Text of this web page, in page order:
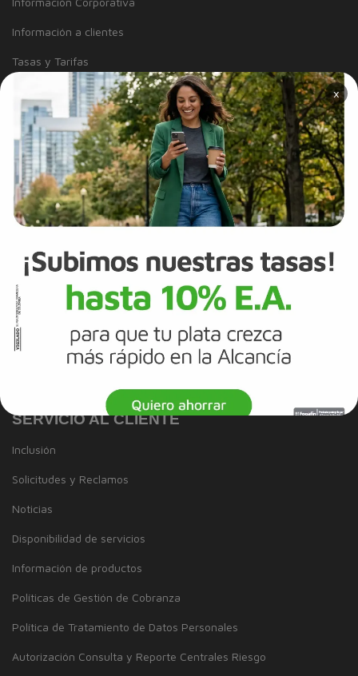
×
Información a clientes
Tasas y Tarifas
Reportes de sostenibilidad
Trabaja con Nosotros
Canal de integridad
Proveedores
Política de Diversidad e Inclusión
Términos y Condiciones
Información Legal
Tarjeta de Crédito
Cuenta de Ahorros
SERVICIO AL CLIENTE
Inclusión
Solicitudes y Reclamos
Noticias
Disponibilidad de servicios
Información de productos
Políticas de Gestión de Cobranza
Política de Tratamiento de Datos Personales
Autorización Consulta y Reporte Centrales Riesgo